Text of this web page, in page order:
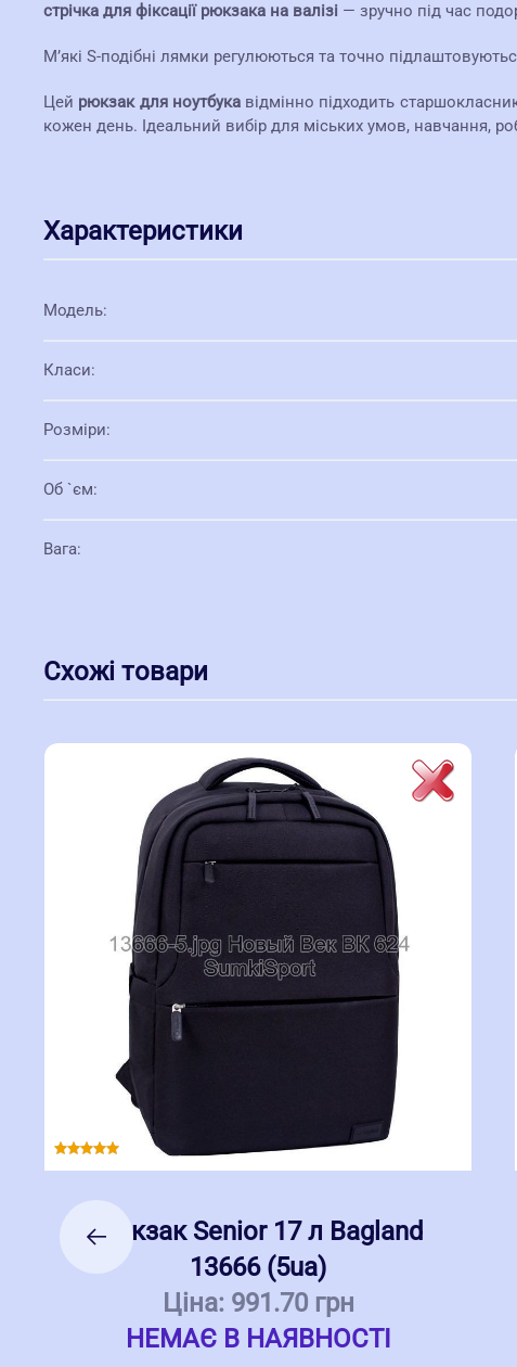
стрічка для фіксації рюкзака на валізі — зручно під час
М’які S-подібні лямки регулюються та точно
Цей рюкзак для ноутбукавідмінно підходить
кожен день. Ідеальний вибір для міських умов, навчання,
Характеристики
Модель:
Класи:
Розміри:
Об `єм:
Вага:
Схожі товари
Рюкзак Senior 17 л Bagland
13666 (5ua)
Ціна: 991.70 грн
НЕМАЄ В НАЯВНОСТІ